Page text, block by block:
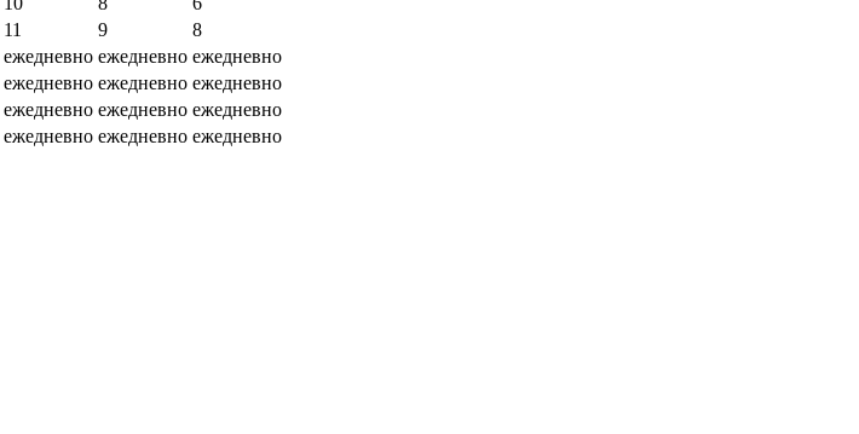
11 9
8
ежедневно ежедневно ежедневно
ежедневно ежедневно ежедневно
ежедневно ежедневно ежедневно
ежедневно ежедневно ежедневно